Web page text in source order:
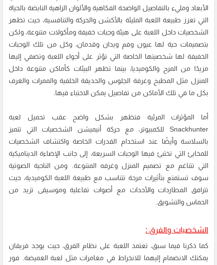
الأبعاد ومليء بالتفاصيل الواضحة الفكاهية والألوان الزاهية النابضة بالحياة
التي تعزز طبيعة اللعبة المليئة بالأكشن والحركة والتنافسية، حيث تظهر
الشخصيات داخل اللعبة على هيئة وجبات خفيفة ومأكولات متنوعة، ولكن
بتصميمات حية لها عيون وفم ويدان وقدمان، وكل من تلك الوجبات
الخفيفة لها شخصيتها الخاصة التي تؤثر على أجواء اللعبة وتضفي إليها
مزيدًا من المرح والكوميديا، بينما تظهر البيئات كأماكن متنوعة داخل
المنزل مثل المطبخ وغرفة الجلوس والحديقة الخلفية والممرات والغرف
بكل ما في تلك الأماكن من تفاصيل يمكن الاختباء فيها.
أما المؤثرات المرئية فتظهر بشكل واضح عقب تحميل لعبة
Snackhunter للكمبيوتر، مع حركة أنيميشن الشخصيات التي تتميز
بالسلاسة وأيضًا عند استخدام القدرات الخاصة واكتشاف الشخصيات
للمخابئ التي تختبئ فيها الوجبات السريعة، إلى جانب الإضاءة الديناميكية
التي تتناغم مع تصميم المنزل وغرفه المتنوعة. ومن الناحية الصوتية
سوف تستمتع بتأثيرات مرحة تتناسب مع طبيعة اللعبة الكوميدية، حيث
تترافق المطاردات والأحداث مع أصوات تفاعلية وموسيقى تزيد من
الحماس والتشويق.
الشخصيات والفرق :
كما ذكرنا فيما سبق، تعتمد اللعبة على نظام الفرق، حيث يوجد فريقان
يمكنك الانضمام إليهما للانخراط في مغامرات مثل لعبة الغميضة. فور